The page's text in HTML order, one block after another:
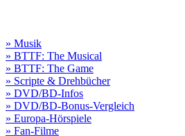
» Musik
» BTTF: The Musical
» BTTF: The Game
» Scripte & Drehbücher
» DVD/BD-Infos
» DVD/BD-Bonus-Vergleich
» Europa-Hörspiele
» Fan-Filme